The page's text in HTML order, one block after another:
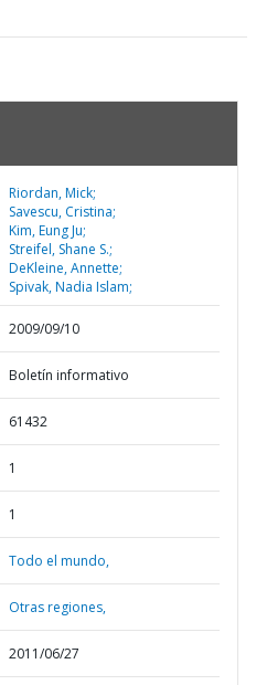
Riordan, Mick;
Savescu, Cristina;
Kim, Eung Ju;
Streifel, Shane S.;
DeKleine, Annette;
Spivak, Nadia Islam;
2009/09/10
Boletín informativo
61432
1
1
Todo el mundo,
Otras regiones,
2011/06/27